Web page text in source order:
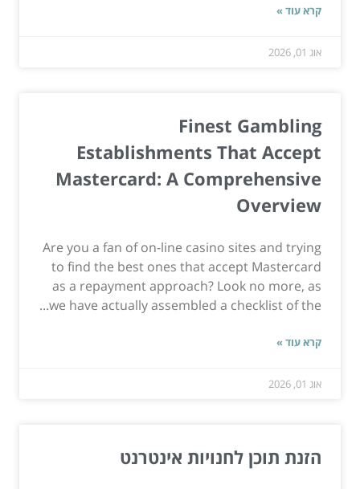
קרא עוד »
אוג 01, 2026
Finest Gambling
Establishments That Accept
Mastercard: A Comprehensive
Overview
Are you a fan of on-line casino sites and trying
to find the best ones that accept Mastercard
as a repayment approach? Look no more, as
we have actually assembled a checklist of the...
קרא עוד »
אוג 01, 2026
הזנת תוכן לחנויות אינטרנט